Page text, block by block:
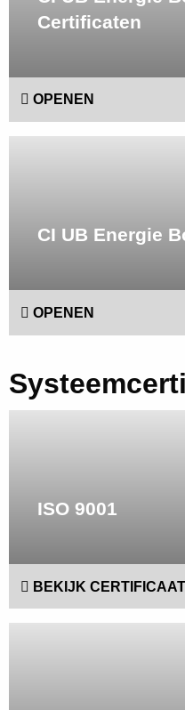
Certificaten
OPENEN
CI UB Energie
OPENEN
ISO 9001
BEKIJK CERTIFICAAT